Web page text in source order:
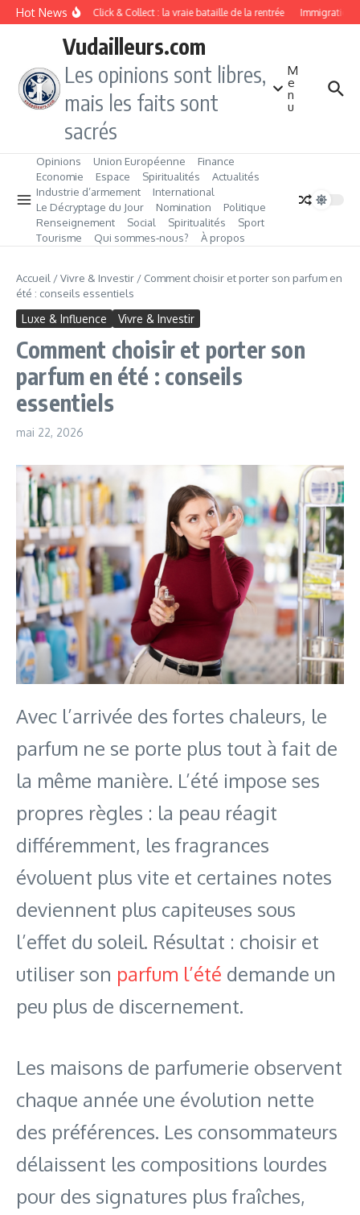
Aller au contenu
Hot NewsDrive ou Click & Collect : la vraie bataille de la rentrée Immigration
Vudailleurs.com
Les opinions sont libres,
mais les faits sont
sacrés
M
e
n
u
Opinions Union Européenne
Finance
Economie
Espace Spiritualités
Actualités
Industrie d’armement
International
Le Décryptage du Jour
Nomination
Politique
Renseignement
Social Spiritualités
Sport
Tourisme
Qui sommes‑nous? À propos
Accueil /Vivre & Investir / Comment choisir et porter son parfum en
été : conseils essentiels
Luxe & Influence Vivre & Investir
Comment choisir et porter son
parfum en été : conseils
essentiels
mai 22, 2026
Avec l’arrivée des fortes chaleurs, le
parfum ne se porte plus tout à fait de
la même manière. L’été impose ses
propres règles : la peau réagit
différemment, les fragrances
évoluent plus vite et certaines notes
deviennent plus capiteuses sous
l’effet du soleil. Résultat : choisir et
utiliser son parfum l’été demande un
peu plus de discernement.
Les maisons de parfumerie observent
chaque année une évolution nette
des préférences. Les consommateurs
délaissent les compositions lourdes
pour des signatures plus fraîches,